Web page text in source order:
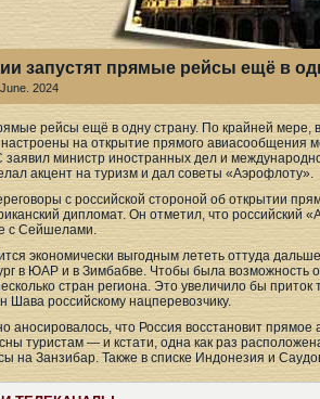
запустят прямые рейсы ещё в
2024
рейсы ещё в одну страну. По крайней мере,
на открытие прямого авиасообщения
министр иностранных дел и
акцент на туризм и дал советы «Аэрофлоту».
с российской стороной об открытии
дипломат. Он отметил, что российский
с Сейшелами.
экономически выгодным лететь оттуда
в ЮАР и в Зимбабве. Чтобы была возможность
стран региона. Это увеличило бы приток
Шава российскому нацперевозчику.
аносировалось, что Россия восстановит
туристам — и кстати, одна как раз
на Занзибар. Также в списке Индонезия и